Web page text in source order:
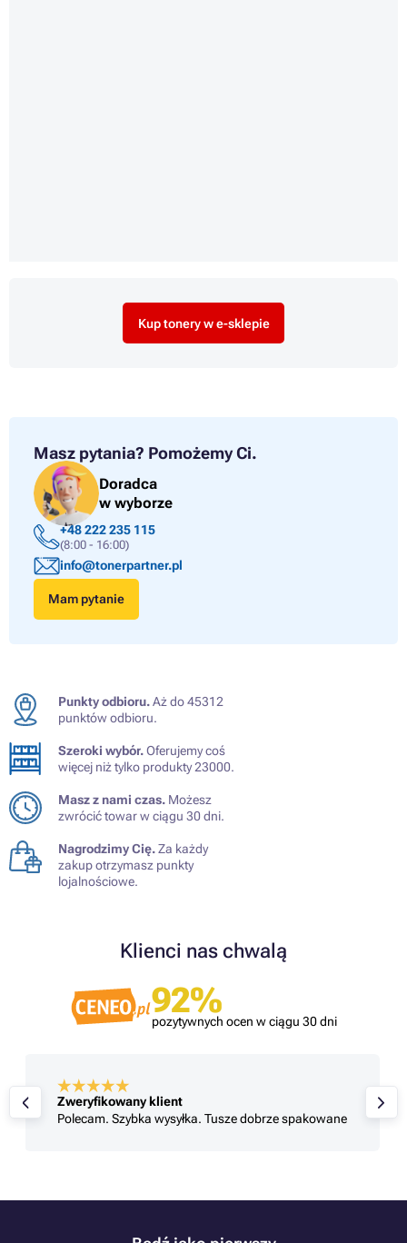
Kup tonery w e-sklepie
Masz pytania? Pomożemy Ci.
Doradca
w wyborze
+48 222 235 115
(8:00 - 16:00)
info@tonerpartner.pl
Mam pytanie
Punkty odbioru.Aż do 45312
punktów odbioru.
Szeroki wybór.Oferujemy coś
więcej niż tylko produkty 23000.
Masz z nami czas. Możesz
zwrócić towar w ciągu 30 dni.
Nagrodzimy Cię.Za każdy
zakup otrzymasz punkty
lojalnościowe.
Klienci nas chwalą
92%
pozytywnych ocen w ciągu 30 dni
Zweryfikowany klient
Polecam. Szybka wysyłka. Tusze dobrze spakowane